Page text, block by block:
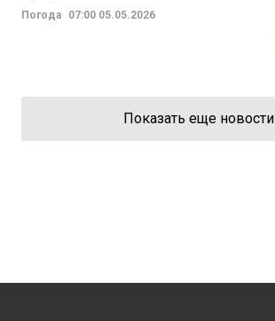
Погода 07:00 05.05.2026
Показать еще новости